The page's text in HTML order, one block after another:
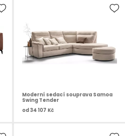
Moderní sedací souprava Samoa
Swing Tender
od34 107 Kč